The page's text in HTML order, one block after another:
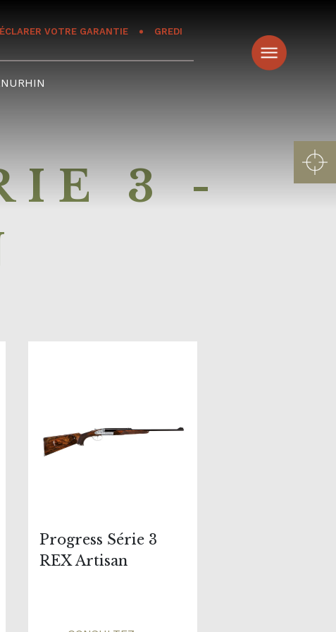
VOTRE GARANTIE GREDI
3 -
Progress Série 3
REX Artisan